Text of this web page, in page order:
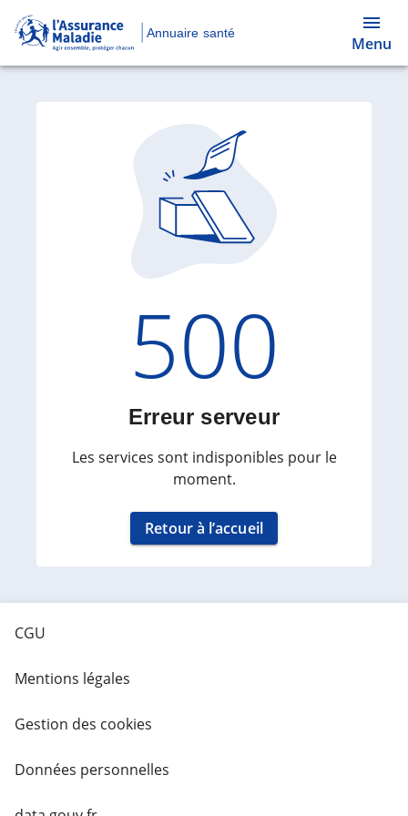
Annuaire santé
Menu
Code
500
Erreur serveur
Les services sont indisponibles pour le
moment.
Retour à l’accueil
CGU
Mentions légales
Gestion des cookies
Données personnelles